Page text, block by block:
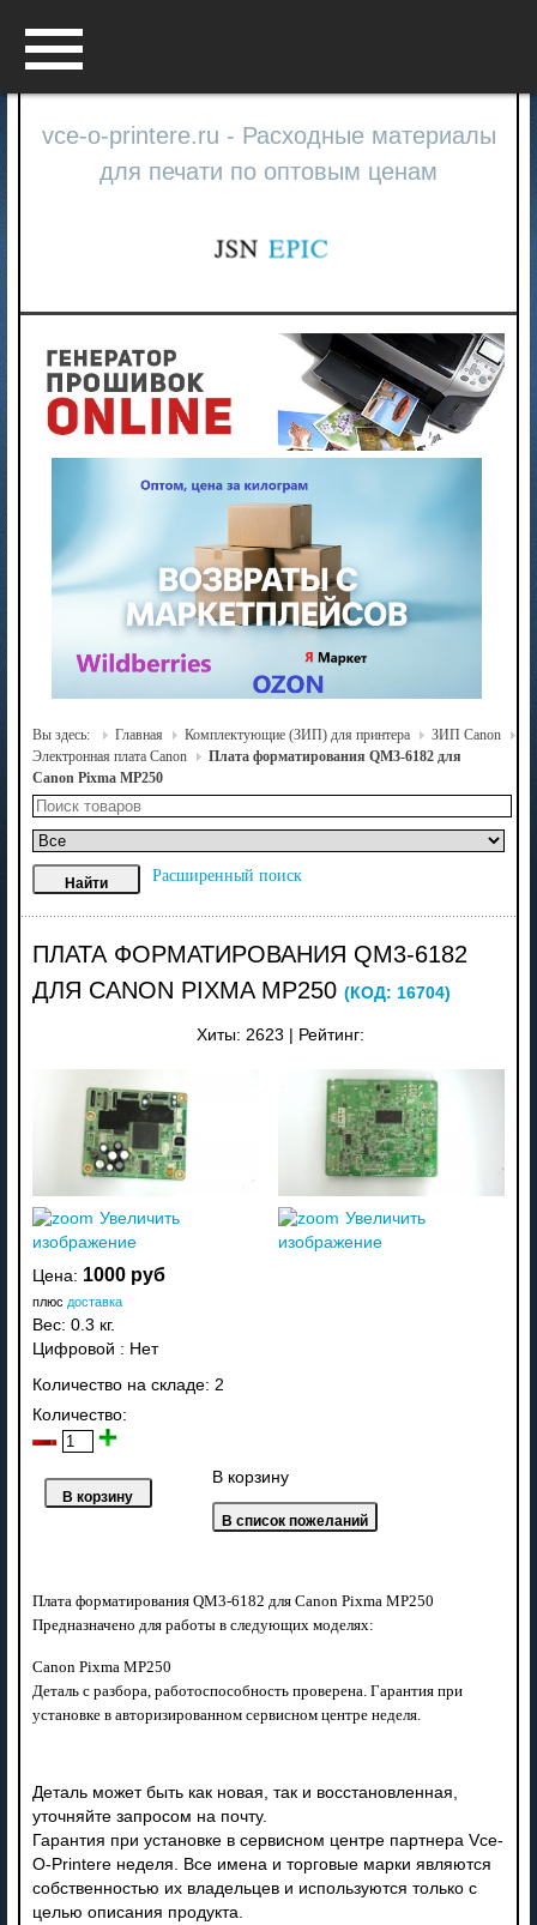
vce-o-printere.ru - Расходные материалы
для печати по оптовым ценам
Вы здесь: Главная Комплектующие (ЗИП) для принтера
ЗИП Canon
Электронная плата Canon
Плата форматирования QM3-6182 для
Canon Pixma MP250
Расширенный поиск
ПЛАТА ФОРМАТИРОВАНИЯ QM3-6182
ДЛЯ CANON PIXMA MP250 (КОД: 16704)
Хиты: 2623 Рейтинг:
Увеличить
изображение
Увеличить
изображение
Цена: 1000 руб
плюс доставка
Вес: 0.3 кг.
Цифровой : Нет
Количество на складе: 2
Количество:
В корзину
Плата форматирования QM3-6182 для Canon Pixma MP250
Предназначено для работы в следующих моделях:
Canon Pixma MP250
Деталь с разбора, работоспособность проверена. Гарантия при
установке в авторизированном сервисном центре неделя.
Деталь может быть как новая, так и восстановленная,
уточняйте запросом на почту.
Гарантия при установке в сервисном центре партнера Vce-
O-Printere неделя. Все имена и торговые марки являются
собственностью их владельцев и используются только с
целью описания продукта.